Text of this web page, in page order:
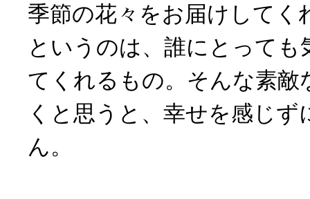
季節の花々をお届けしてく
というのは、誰にとって
てくれるもの。そんな素敵
くと思うと、幸せを感じ
ん。